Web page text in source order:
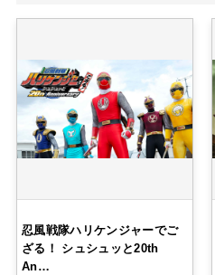
忍風戦隊ハリケンジャーでご
ざる！ シュシュッと20th
An…